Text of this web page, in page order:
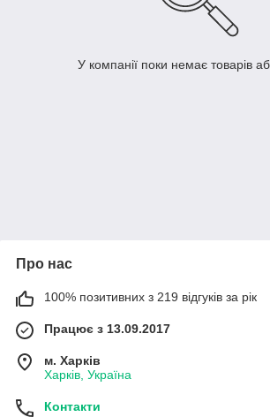
У компанії поки немає товарів
Про нас
100% позитивних з 219 відгуків за рік
Працює з 13.09.2017
м. Харків
Харків, Україна
Контакти